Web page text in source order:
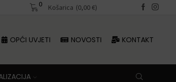
dostava iznad 70 €
0 Košarica (0,00€)
OPĆI UVJETI NOVOSTI KONTAKT